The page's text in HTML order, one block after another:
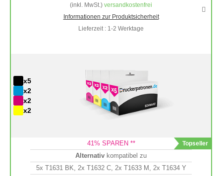
(inkl. MwSt.) versandkostenfrei
Informationen zur Produktsicherheit
Lieferzeit : 1-2 Werktage
x5
x2
x2
x2
41% SPAREN **
Alternativ kompatibel zu
5x T1631 BK, 2x T1632 C, 2x T1633 M, 2x T1634 Y